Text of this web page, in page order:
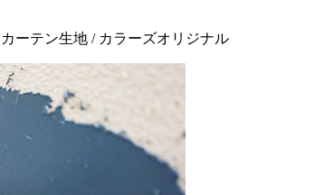
ーテン生地 / カラーズオリジナル